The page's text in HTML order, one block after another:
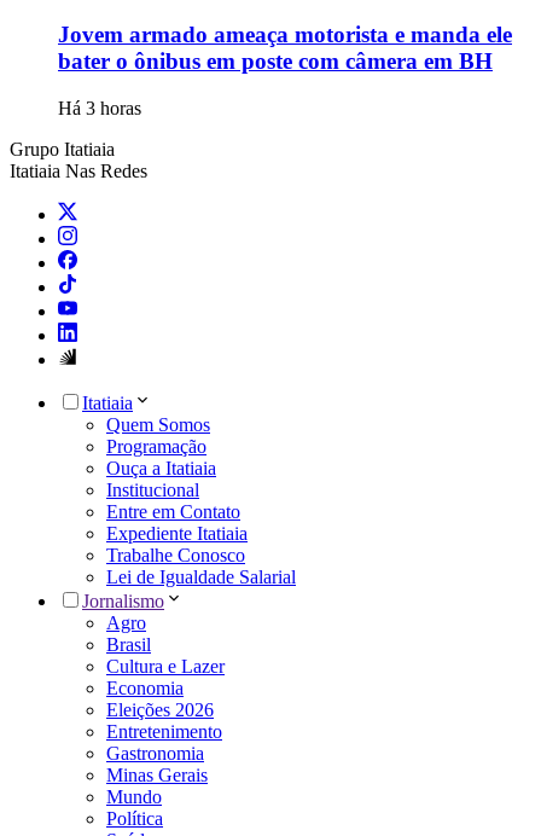
Jovem armado ameaça motorista e manda ele
bater o ônibus em poste com câmera em BH
Há 3 horas
Grupo Itatiaia
Itatiaia Nas Redes
Itatiaia
Quem Somos
Programação
Ouça a Itatiaia
Institucional
Entre em Contato
Expediente Itatiaia
Trabalhe Conosco
Lei de Igualdade Salarial
Jornalismo
Agro
Brasil
Cultura e Lazer
Economia
Eleições 2026
Entretenimento
Gastronomia
Minas Gerais
Mundo
Política